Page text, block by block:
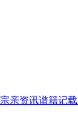
宗亲资讯谱籍记载